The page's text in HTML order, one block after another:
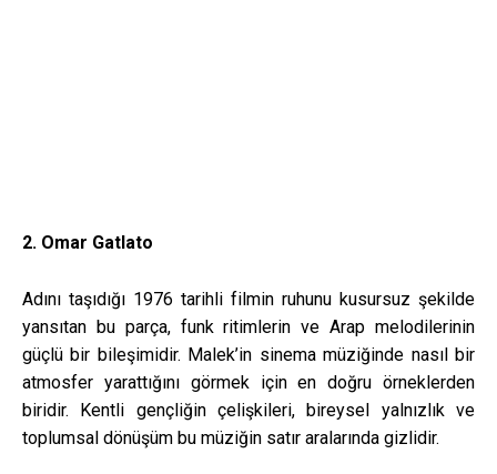
2. Omar Gatlato
Adını taşıdığı 1976 tarihli filmin ruhunu kusursuz şekilde
yansıtan bu parça, funk ritimlerin ve Arap melodilerinin
güçlü bir bileşimidir. Malek’in sinema müziğinde nasıl bir
atmosfer yarattığını görmek için en doğru örneklerden
biridir. Kentli gençliğin çelişkileri, bireysel yalnızlık ve
toplumsal dönüşüm bu müziğin satır aralarında gizlidir.